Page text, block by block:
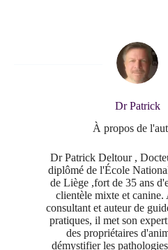
Dr Patrick
À propos de
Dr Patrick Deltour ,
diplômé de l'École
de Liège ,fort de 35 ans
clientèle mixte et
consultant et auteur de
pratiques, il met son
des propriétaires
démystifier les